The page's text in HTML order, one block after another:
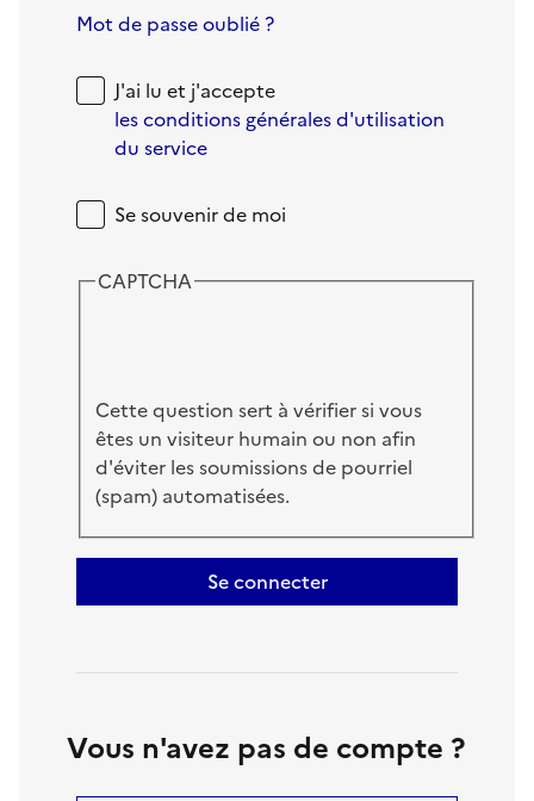
Mot de passe oublié ?
J'ai lu et j'accepte
les conditions générales d'utilisation
du service
Se souvenir de moi
CAPTCHA
Cette question sert à vérifier si vous
êtes un visiteur humain ou non afin
d'éviter les soumissions de pourriel
(spam) automatisées.
Se connecter
Vous n'avez pas de compte ?